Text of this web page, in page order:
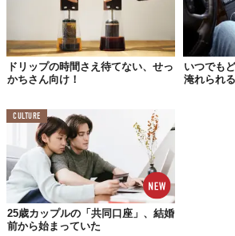
価格は54,000円（税込）で、購入は
ピのサイトも開設されており、実演やイベ
ドリップの時間さえ待てない、せっ
かちさん向け！
いつでも
淹れられ
CULTURE
25歳カップルの「共同口座」、結婚
前から始まっていた